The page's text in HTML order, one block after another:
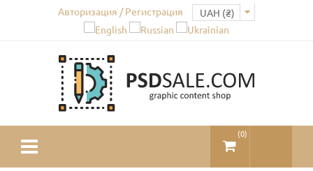
Авторизация / Регистрация
(0)